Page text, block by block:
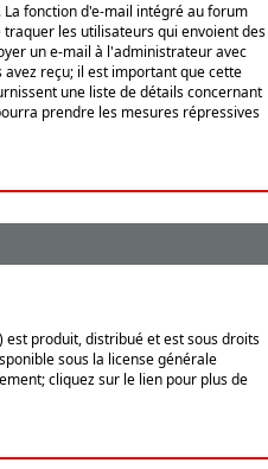
fonction d'e-mail intégré au forum
les utilisateurs qui envoient des
un e-mail à l'administrateur avec
reçu; il est important que cette
une liste de détails concernant
prendre les mesures répressives
produit, distribué et est sous droits
sous la license générale
cliquez sur le lien pour plus de